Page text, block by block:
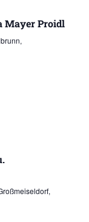
Mayer Proidl